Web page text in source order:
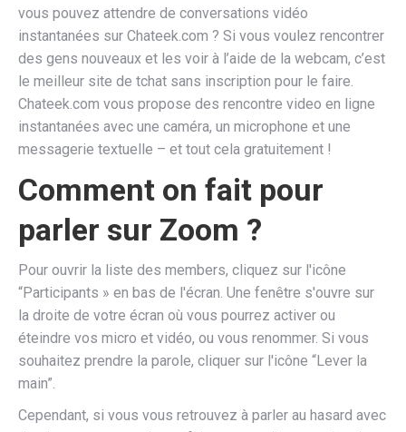
vous pouvez attendre de conversations vidéo
instantanées sur Chateek.com ? Si vous voulez rencontrer
des gens nouveaux et les voir à l’aide de la webcam, c’est
le meilleur site de tchat sans inscription pour le faire.
Chateek.com vous propose des rencontre video en ligne
instantanées avec une caméra, un microphone et une
messagerie textuelle – et tout cela gratuitement !
Comment on fait pour
parler sur Zoom ?
Pour ouvrir la liste des members, cliquez sur l'icône
“Participants » en bas de l'écran. Une fenêtre s'ouvre sur
la droite de votre écran où vous pourrez activer ou
éteindre vos micro et vidéo, ou vous renommer. Si vous
souhaitez prendre la parole, cliquer sur l'icône “Lever la
main”.
Cependant, si vous vous retrouvez à parler au hasard avec